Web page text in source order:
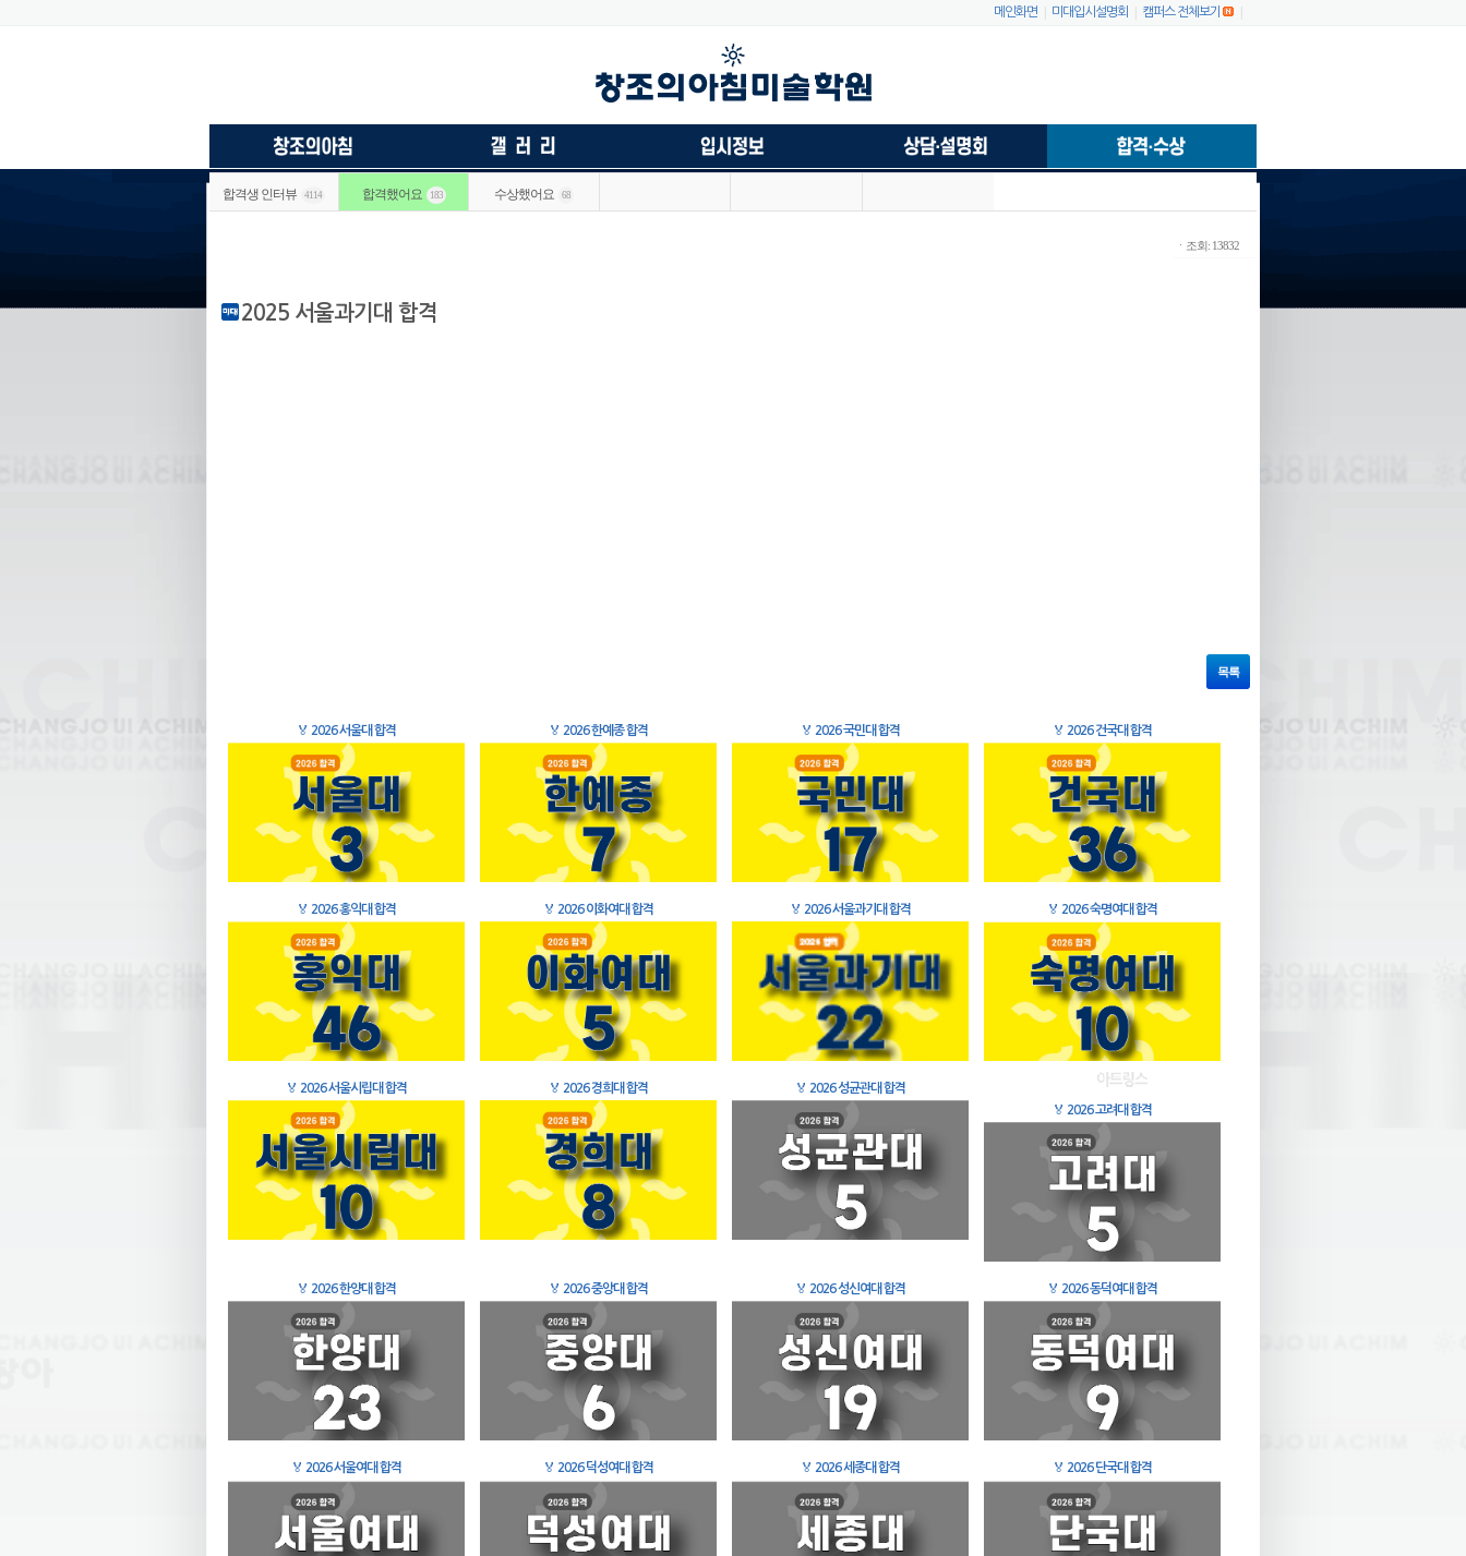
메인화면 미대입시설명회 캠퍼스 전체보기
합격생 인터뷰 4114 합격했어요 183 수상했어요 68
ㆍ조회: 13832
2025 서울과기대 합격
목록
🏅 2026 서울대 합격 🏅 2026 한예종 합격 🏅 2026 국민대 합격 🏅 2026 건국대 합격
🏅 2026 홍익대 합격 🏅 2026 이화여대 합격 🏅 2026 서울과기대 합격 🏅 2026 숙명여대 합격
🏅 2026 서울시립대 합격 🏅 2026 경희대 합격 🏅 2026 성균관대 합격
🏅 2026 고려대 합격
🏅 2026 한양대 합격 🏅 2026 중앙대 합격 🏅 2026 성신여대 합격 🏅 2026 동덕여대 합격
🏅 2026 서울여대 합격 🏅 2026 덕성여대 합격 🏅 2026 세종대 합격 🏅 2026 단국대 합격